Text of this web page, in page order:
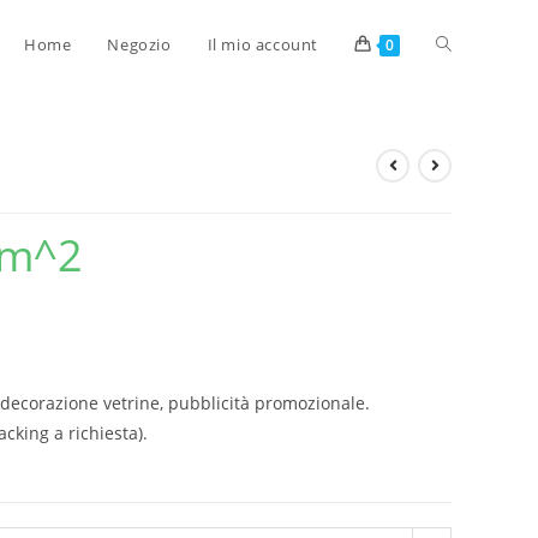
Home Negozio Il mio account 0
vetrine, pubblicità promozionale.
a richiesta).